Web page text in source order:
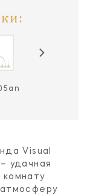
Visual
удачная